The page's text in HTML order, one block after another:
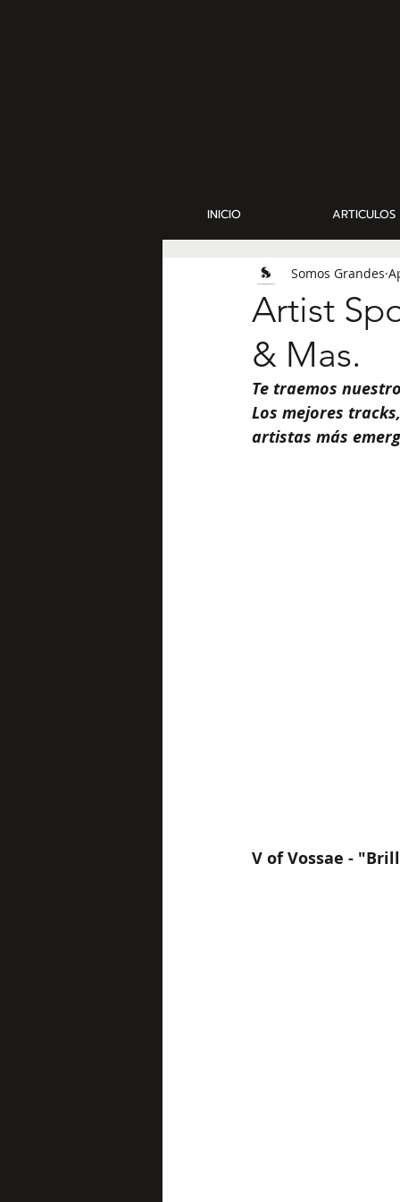
INICIO ARTICULOS
Artist
& Mas.
Somos Grandes
Te traemos
Los mejores
artistas más
V of Vossae -